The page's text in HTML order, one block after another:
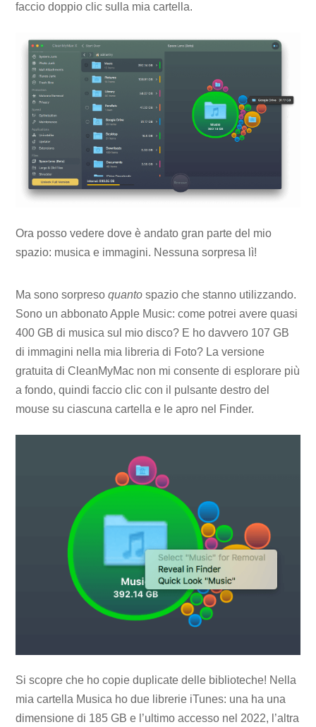
faccio doppio clic sulla mia cartella.
Ora posso vedere dove è andato gran parte del mio
spazio: musica e immagini. Nessuna sorpresa lì!
Ma sono sorpresoquanto spazio che stanno utilizzando.
Sono un abbonato Apple Music: come potrei avere quasi
400 GB di musica sul mio disco? E ho davvero 107 GB
di immagini nella mia libreria di Foto? La versione
gratuita di CleanMyMac non mi consente di esplorare più
a fondo, quindi faccio clic con il pulsante destro del
mouse su ciascuna cartella e le apro nel Finder.
Si scopre che ho copie duplicate delle biblioteche! Nella
mia cartella Musica ho due librerie iTunes: una ha una
dimensione di 185 GB e l’ultimo accesso nel 2022, l’altra